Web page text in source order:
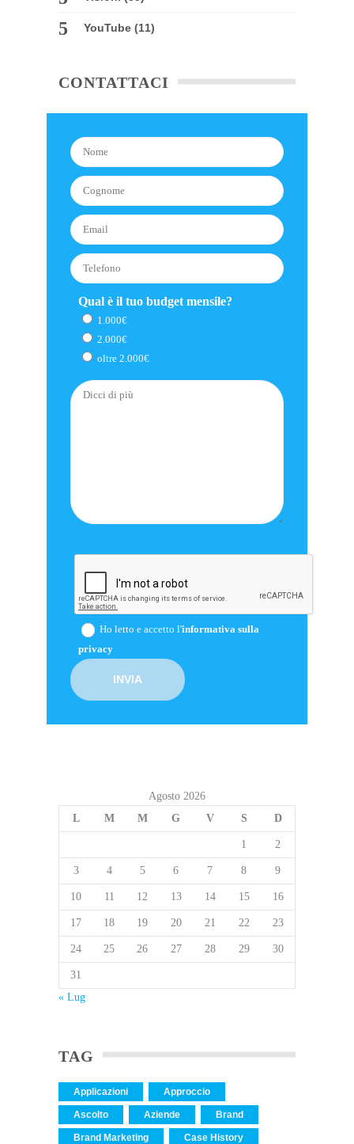
YouTube (11)
CONTATTACI
Qual è il tuo budget mensile?
1.000€
2.000€
oltre 2.000€
Ho letto e accetto l'informativa sulla
privacy
Agosto 2026
L
M M G V S D
1 2
3 4 5 6 7 8 9
10 11 12 13 14 15 16
17 18 19 20 21 22 23
24 25 26 27 28 29 30
31
« Lug
TAG
Applicazioni Approccio
Ascolto Aziende Brand
Brand Marketing Case History